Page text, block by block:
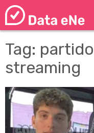
Tag:
streaming